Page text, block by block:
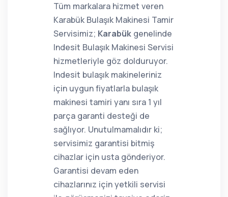
Tüm markalara hizmet veren
Karabük Bulaşık Makinesi Tamir
Servisimiz; Karabük genelinde
Indesit Bulaşık Makinesi Servisi
hizmetleriyle göz dolduruyor.
Indesit bulaşık makineleriniz
için uygun fiyatlarla bulaşık
makinesi tamiri yanı sıra 1 yıl
parça garanti desteği de
sağlıyor. Unutulmamalıdır ki;
servisimiz garantisi bitmiş
cihazlar için usta gönderiyor.
Garantisi devam eden
cihazlarınız için yetkili servisi